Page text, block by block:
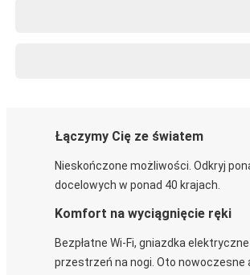
Łączymy Cię ze światem
Nieskończone możliwości. Odkryj
docelowych w ponad 40 krajach.
Komfort na wyciągnięcie ręki
Bezpłatne Wi-Fi, gniazdka
przestrzeń na nogi. Oto nowoczesne